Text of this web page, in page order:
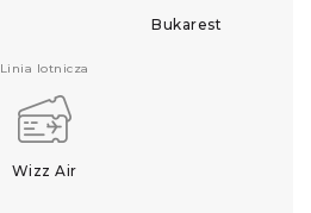
Bukarest
Linia lotnicza
Wizz Air